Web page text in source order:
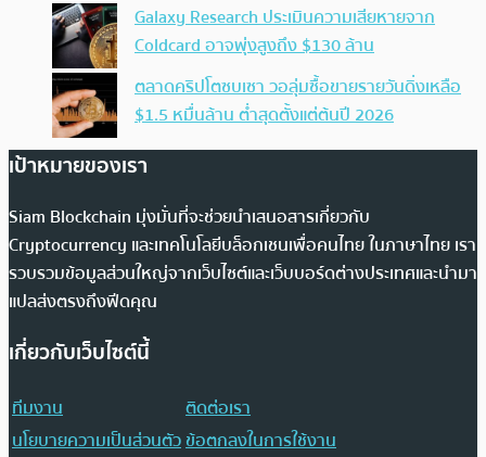
Galaxy Research ประเมินความเสียหายจาก
Coldcard อาจพุ่งสูงถึง $130 ล้าน
ตลาดคริปโตซบเซา วอลุ่มซื้อขายรายวันดิ่งเหลือ
$1.5 หมื่นล้าน ต่ำสุดตั้งแต่ต้นปี 2026
เป้าหมายของเรา
Siam Blockchain มุ่งมั่นที่จะช่วยนำเสนอสารเกี่ยวกับ
Cryptocurrency และเทคโนโลยีบล็อกเชนเพื่อคนไทย ในภาษาไทย เรา
รวบรวมข้อมูลส่วนใหญ่จากเว็บไซต์และเว็บบอร์ดต่างประเทศและนำมา
แปลส่งตรงถึงฟีดคุณ
เกี่ยวกับเว็บไซต์นี้
ทีมงาน
ติดต่อเรา
นโยบายความเป็นส่วนตัวข้อตกลงในการใช้งาน